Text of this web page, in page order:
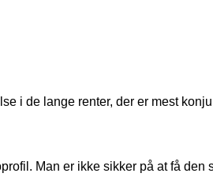
i de lange renter, der er mest
Man er ikke sikker på at få den